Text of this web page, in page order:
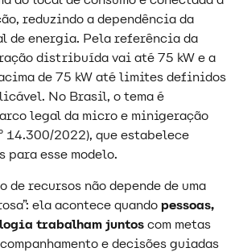
reduzindo a dependência da
de energia. Pela referência da
distribuída vai até 75 kW e a
de 75 kW até limites definidos
No Brasil, o tema é
legal da micro e minigeração
2022), que estabelece
esse modelo.
de recursos não depende de uma
ela acontece quandopessoas,
trabalham juntoscom metas
e decisões guiadas